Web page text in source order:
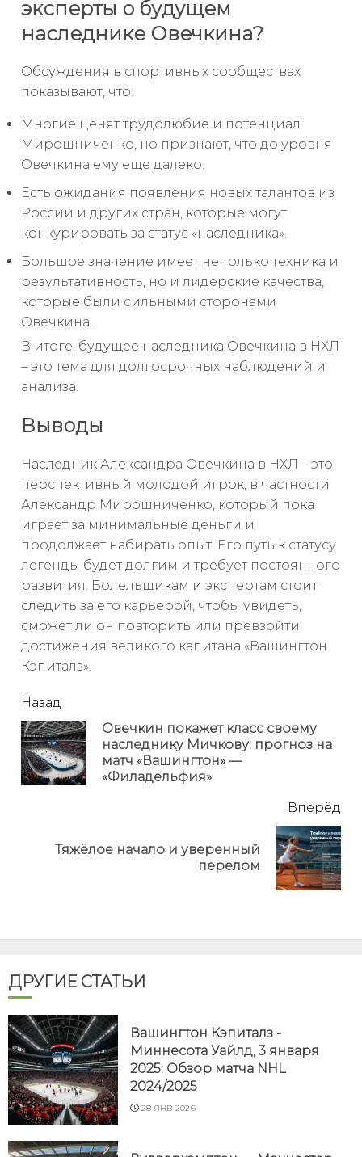
эксперты о будущем
наследнике Овечкина?
Обсуждения в спортивных сообществах
показывают, что:
Многие ценят трудолюбие и потенциал
Мирошниченко, но признают, что до уровня
Овечкина ему еще далеко.
Есть ожидания появления новых талантов из
России и других стран, которые могут
конкурировать за статус «наследника».
Большое значение имеет не только техника и
результативность, но и лидерские качества,
которые были сильными сторонами
Овечкина.
В итоге, будущее наследника Овечкина в НХЛ
– это тема для долгосрочных наблюдений и
анализа.
Выводы
Наследник Александра Овечкина в НХЛ – это
перспективный молодой игрок, в частности
Александр Мирошниченко, который пока
играет за минимальные деньги и
продолжает набирать опыт. Его путь к статусу
легенды будет долгим и требует постоянного
развития. Болельщикам и экспертам стоит
следить за его карьерой, чтобы увидеть,
сможет ли он повторить или превзойти
достижения великого капитана «Вашингтон
Кэпиталз».
читать
еще
Назад
Овечкин покажет класс своему
наследнику Мичкову: прогноз на
матч «Вашингтон» —
«Филадельфия»
Вперёд
Тяжёлое начало и уверенный
перелом
ДРУГИЕ СТАТЬИ
Вашингтон Кэпиталз -
Миннесота Уайлд, 3 января
2025: Обзор матча NHL
2024/2025
28 ЯНВ 2026